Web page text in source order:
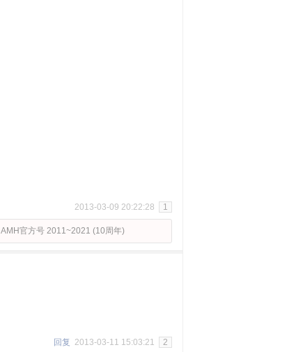
2013-03-09 20:22:28 1
AMH官方号 2011~2021 (10周年)
回复 2013-03-11 15:03:21 2